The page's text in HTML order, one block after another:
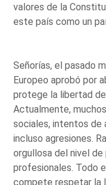
valores de la
este país como un
Señorías, el pasado
Europeo aprobó por
protege la libertad
Actualmente,
sociales, intentos de
incluso agresiones.
orgullosa del nivel
profesionales. Todo
compete respetar la